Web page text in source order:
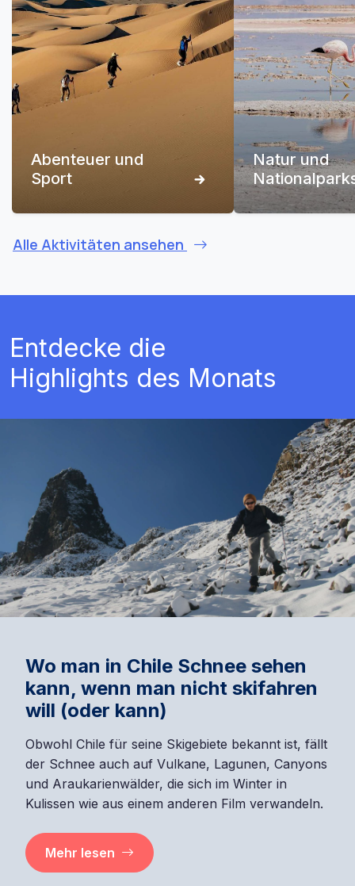
Abenteuer und
Sport
Natur und
Alle Aktivitäten ansehen
Entdecke die
Highlights des Monats
Wo man in Chile Schnee sehen
kann, wenn man nicht skifahren
will (oder kann)
Obwohl Chile für seine Skigebiete bekannt ist, fällt
der Schnee auch auf Vulkane, Lagunen, Canyons
und Araukarienwälder, die sich im Winter in
Kulissen wie aus einem anderen Film verwandeln.
Mehr lesen